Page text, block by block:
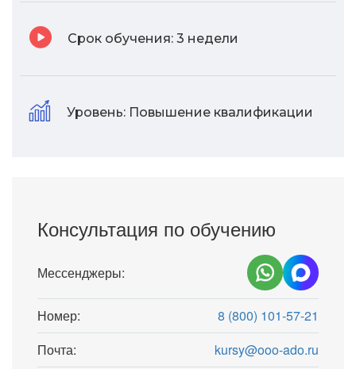
Срок обучения: 3 недели
Уровень: Повышение квалификации
Консультация по обучению
Мессенджеры:
Номер:
8 (800) 101-57-21
Почта:
kursy@ooo-ado.ru